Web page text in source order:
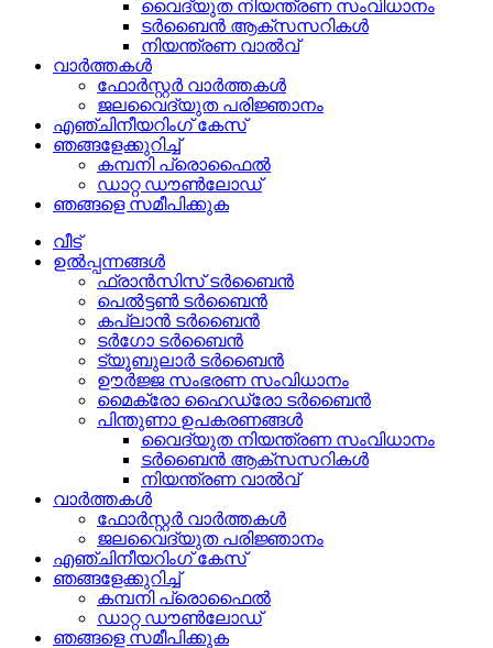
വൈദ്യുത നിയന്ത്രണ സംവിധാനം
ടർബൈൻ ആക്‌സസറികൾ
നിയന്ത്രണ വാൽവ്
വാർത്തകൾ
ഫോർസ്റ്റർ വാർത്തകൾ
ജലവൈദ്യുത പരിജ്ഞാനം
എഞ്ചിനീയറിംഗ് കേസ്
ഞങ്ങളേക്കുറിച്ച്
കമ്പനി പ്രൊഫൈൽ
ഡാറ്റ ഡൗൺലോഡ്
ഞങ്ങളെ സമീപിക്കുക
വീട്
ഉൽപ്പന്നങ്ങൾ
ഫ്രാൻസിസ് ടർബൈൻ
പെൽട്ടൺ ടർബൈൻ
കപ്ലാൻ ടർബൈൻ
ടർഗോ ടർബൈൻ
ട്യൂബുലാർ ടർബൈൻ
ഊർജ്ജ സംഭരണ ​​സംവിധാനം
മൈക്രോ ഹൈഡ്രോ ടർബൈൻ
പിന്തുണാ ഉപകരണങ്ങൾ
വൈദ്യുത നിയന്ത്രണ സംവിധാനം
ടർബൈൻ ആക്‌സസറികൾ
നിയന്ത്രണ വാൽവ്
വാർത്തകൾ
ഫോർസ്റ്റർ വാർത്തകൾ
ജലവൈദ്യുത പരിജ്ഞാനം
എഞ്ചിനീയറിംഗ് കേസ്
ഞങ്ങളേക്കുറിച്ച്
കമ്പനി പ്രൊഫൈൽ
ഡാറ്റ ഡൗൺലോഡ്
ഞങ്ങളെ സമീപിക്കുക